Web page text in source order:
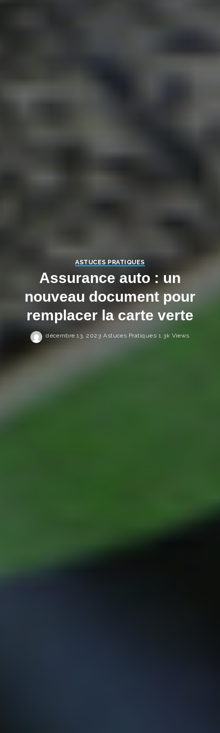
ASTUCES PRATIQUES
Assurance auto : un
nouveau document pour
remplacer la carte verte
décembre 13, 2023 Astuces Pratiques 1.3k Views